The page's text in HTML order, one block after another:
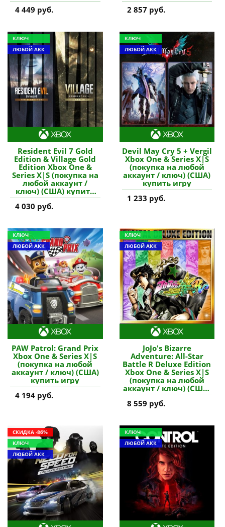
4 449 руб.
2 857 руб.
КЛЮЧ
ЛЮБОЙ АКК
Resident Evil 7 Gold
Edition & Village Gold
Edition Xbox One &
Series X|S (покупка на
любой аккаунт /
ключ) (США) купить
игру
4 030 руб.
КЛЮЧ
ЛЮБОЙ АКК
Devil May Cry 5 + Vergil
Xbox One & Series X|S
(покупка на любой
аккаунт / ключ) (США)
купить игру
1 233 руб.
КЛЮЧ
ЛЮБОЙ АКК
PAW Patrol: Grand Prix
Xbox One & Series X|S
(покупка на любой
аккаунт / ключ) (США)
купить игру
4 194 руб.
КЛЮЧ
ЛЮБОЙ АКК
JoJo's Bizarre
Adventure: All-Star
Battle R Deluxe Edition
Xbox One & Series X|S
(покупка на любой
аккаунт / ключ) (США)
купить игру
8 559 руб.
СКИДКА -86%
КЛЮЧ
ЛЮБОЙ АКК
КЛЮЧ
ЛЮБОЙ АКК